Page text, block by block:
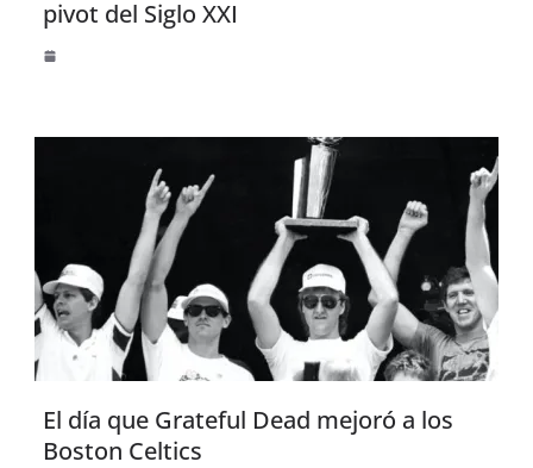
pivot del Siglo XXI
El día que Grateful Dead mejoró a los
Boston Celtics